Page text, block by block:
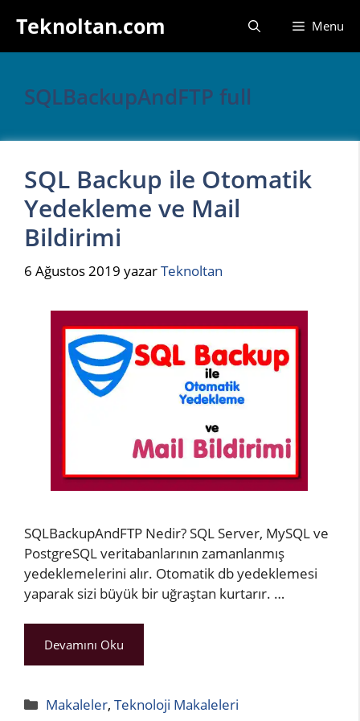
atlaTeknoltan.com Menu
SQLBackupAndFTP full
SQL Backup ile Otomatik
Yedekleme ve Mail
Bildirimi
6 Ağustos 2019 yazarTeknoltan
SQLBackupAndFTP Nedir? SQL Server, MySQL ve
PostgreSQL veritabanlarının zamanlanmış
yedeklemelerini alır. Otomatik db yedeklemesi
yaparak sizi büyük bir uğraştan kurtarır. …
Devamını Oku
Kategoriler
Makaleler,Teknoloji Makaleleri